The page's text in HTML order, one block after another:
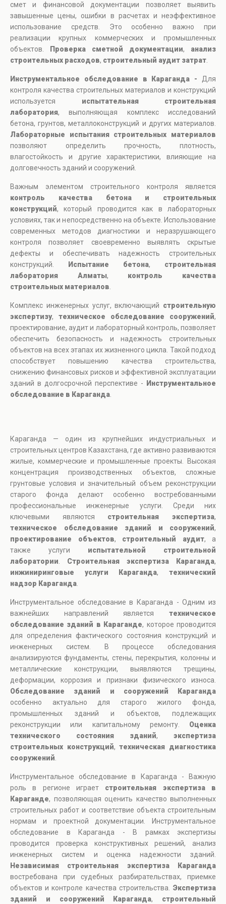
смет и финансовой документации позволяет выявить
завышенные цены, ошибки в расчетах и неэффективное
использование средств. Это особенно важно при
реализации крупных коммерческих и промышленных
объектов.
Проверка сметной документации, анализ
строительных расходов, строительный аудит затрат
Инструментальное обследование в Караганда - Для
контроля качества строительных материалов и конструкций
используется испытательная строительная
лаборатория, выполняющая комплекс исследований
бетона, грунтов, металлоконструкций и других материалов.
Лабораторные испытания строительных материалов
позволяют определить прочность, плотность,
влагостойкость и другие характеристики, влияющие на
долговечность зданий и сооружений.
Важным элементом строительного контроля является
контроль качества бетона и строительных
конструкций, который проводится как в лабораторных
условиях, так и непосредственно на объекте. Использование
современных методов диагностики и неразрушающего
контроля позволяет своевременно выявлять скрытые
дефекты и обеспечивать надежность строительных
конструкций.
Испытание бетона, строительная
лаборатория Алматы, контроль качества
строительных материалов
Комплекс инженерных услуг, включающий строительную
экспертизу, техническое обследование сооружений,
проектирование, аудит и лабораторный контроль, позволяет
обеспечить безопасность и надежность строительных
объектов на всех этапах их жизненного цикла. Такой подход
способствует повышению качества строительства,
снижению финансовых рисков и эффективной эксплуатации
зданий в долгосрочной перспективе -
Инструментальное
обследование в Караганда
Караганда — один из крупнейших индустриальных и
строительных центров Казахстана, где активно развиваются
жилые, коммерческие и промышленные проекты. Высокая
концентрация производственных объектов, сложные
грунтовые условия и значительный объем реконструкции
старого фонда делают особенно востребованными
профессиональные инженерные услуги. Среди них
ключевыми являются строительная экспертиза,
техническое обследование зданий и сооружений,
проектирование объектов, строительный аудит, а
также услуги испытательной строительной
лаборатории
Строительная экспертиза Караганда,
инжиниринговые услуги Караганда,технический
надзор Караганда
Инструментальное обследование в Караганда - Одним из
важнейших направлений является техническое
обследование зданий в Караганде, которое проводится
для определения фактического состояния конструкций и
инженерных систем. В процессе обследования
анализируются фундаменты, стены, перекрытия, колонны и
металлические конструкции, выявляются трещины,
деформации, коррозия и признаки физического износа.
Обследование зданий и сооружений Караганда
особенно актуально для старого жилого фонда,
промышленных зданий и объектов, подлежащих
реконструкции или капитальному ремонту. Оценка
технического состояния зданий, экспертиза
строительных конструкций,техническая диагностика
сооружений
Инструментальное обследование в Караганда - Важную
роль в регионе играет строительная экспертиза в
Караганде, позволяющая оценить качество выполненных
строительных работ и соответствие объекта строительным
нормам и проектной документации. Инструментальное
обследование в Караганда - В рамках экспертизы
проводится проверка конструктивных решений, анализ
инженерных систем и оценка надежности зданий.
Независимая строительная экспертиза Караганда
востребована при судебных разбирательствах, приемке
объектов и контроле качества строительства. Экспертиза
зданий и сооружений Караганда, строительный